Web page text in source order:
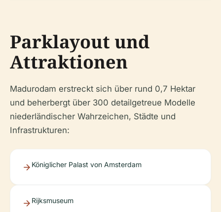
Parklayout und
Attraktionen
Madurodam erstreckt sich über rund 0,7 Hektar
und beherbergt über 300 detailgetreue Modelle
niederländischer Wahrzeichen, Städte und
Infrastrukturen:
Königlicher Palast von Amsterdam
Rijksmuseum